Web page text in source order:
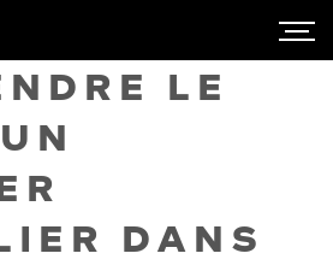
LE
DANS